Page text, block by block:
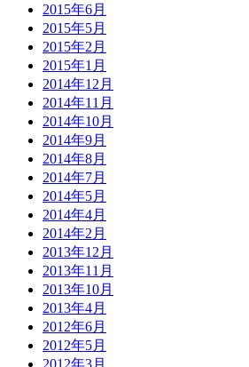
2015年6月
2015年5月
2015年2月
2015年1月
2014年12月
2014年11月
2014年10月
2014年9月
2014年8月
2014年7月
2014年5月
2014年4月
2014年2月
2013年12月
2013年11月
2013年10月
2013年4月
2012年6月
2012年5月
2012年3月